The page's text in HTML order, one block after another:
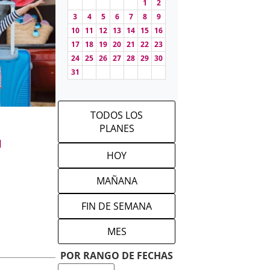
para
teatros,
planes
o
a las
crítico y
1
2
3
4 5 6 7 8
9
10
11 12 13 14 15 16
17
18 19 20 21 22 23
24 25 26 27 28 29 30
31
TODOS LOS
PLANES
HOY
MAÑANA
FIN DE SEMANA
MES
POR RANGO DE FECHAS